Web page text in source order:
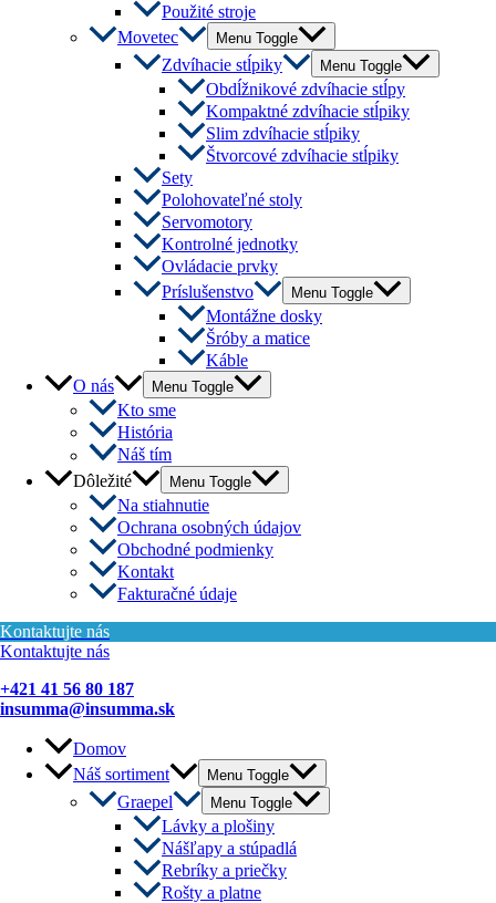
Použité stroje
Movetec
Menu Toggle
Zdvíhacie stĺpiky Menu Toggle
Obdĺžnikové zdvíhacie stĺpy
Kompaktné zdvíhacie stĺpiky
Slim zdvíhacie stĺpiky
Štvorcové zdvíhacie stĺpiky
Sety
Polohovateľné stoly
Servomotory
Kontrolné jednotky
Ovládacie prvky
Príslušenstvo
Menu Toggle
Montážne dosky
Šróby a matice
Káble
O nás
Menu Toggle
Kto sme
História
Náš tím
Dôležité
Menu Toggle
Na stiahnutie
Ochrana osobných údajov
Obchodné podmienky
Kontakt
Fakturačné údaje
Kontaktujte nás
Kontaktujte nás
+421 41 56 80 187
insumma@insumma.sk
Domov
Náš sortiment
Menu Toggle
Graepel Menu Toggle
Lávky a plošiny
Nášľapy a stúpadlá
Rebríky a priečky
Rošty a platne